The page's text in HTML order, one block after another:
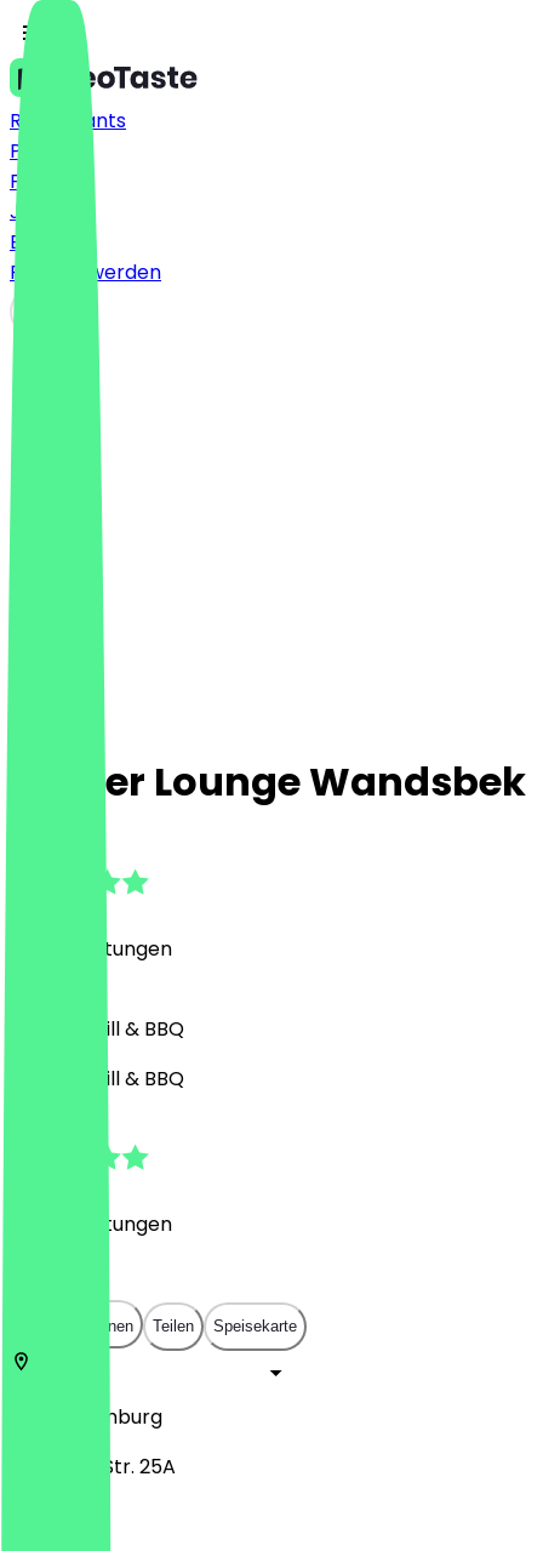
Restaurants
Preise
FAQ
Jobs
Blog
Partner werden
Burger Lounge Wandsbek
Bewertungen
Burger, Grill & BBQ
Burger, Grill & BBQ
Bewertungen
In App öffnen Teilen Speisekarte
Hamburg
Lübecker Str. 25A